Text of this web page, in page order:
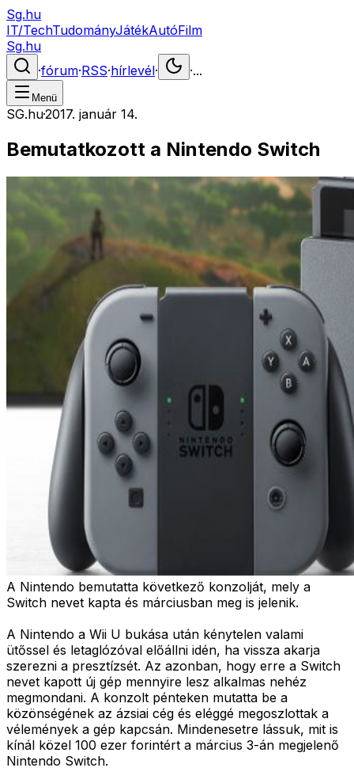
Sg.hu
IT/TechTudományJátékAutóFilm
Sg.hu
·fórum·RSS·hírlevél· ·...
Menü
SG.hu·2017. január 14.
Bemutatkozott a Nintendo Switch
A Nintendo bemutatta következő konzolját, mely a
Switch nevet kapta és márciusban meg is jelenik.
A Nintendo a Wii U bukása után kénytelen valami
ütőssel és letaglózóval előállni idén, ha vissza akarja
szerezni a presztízsét. Az azonban, hogy erre a Switch
nevet kapott új gép mennyire lesz alkalmas nehéz
megmondani. A konzolt pénteken mutatta be a
közönségének az ázsiai cég és eléggé megoszlottak a
vélemények a gép kapcsán. Mindenesetre lássuk, mit is
kínál közel 100 ezer forintért a március 3-án megjelenő
Nintendo Switch.